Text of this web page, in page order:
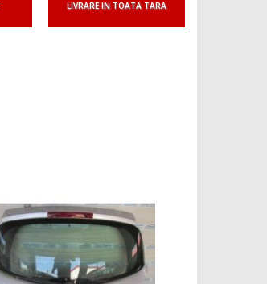
LIVRARE IN TOATA TARA